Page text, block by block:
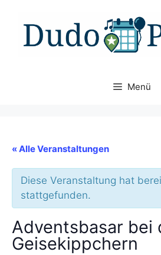
Inhalt
springen
Menü
« Alle Veranstaltungen
Diese Veranstaltung hat
stattgefunden.
Adventsbasar bei
Geisekippchern